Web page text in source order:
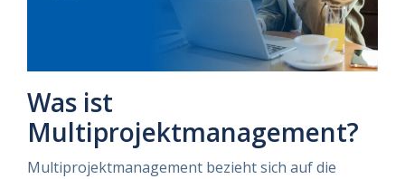
Was ist
Multiprojektmanagement?
Multiprojektmanagement bezieht sich auf die